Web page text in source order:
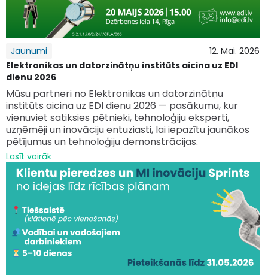
Jaunumi
12. Mai. 2026
Elektronikas un datorzinātņu institūts aicina uz EDI
dienu 2026
Mūsu partneri no Elektronikas un datorzinātņu
institūts aicina uz EDI dienu 2026 — pasākumu, kur
vienuviet satiksies pētnieki, tehnoloģiju eksperti,
uzņēmēji un inovāciju entuziasti, lai iepazītu jaunākos
pētījumus un tehnoloģiju demonstrācijas.
Lasīt vairāk